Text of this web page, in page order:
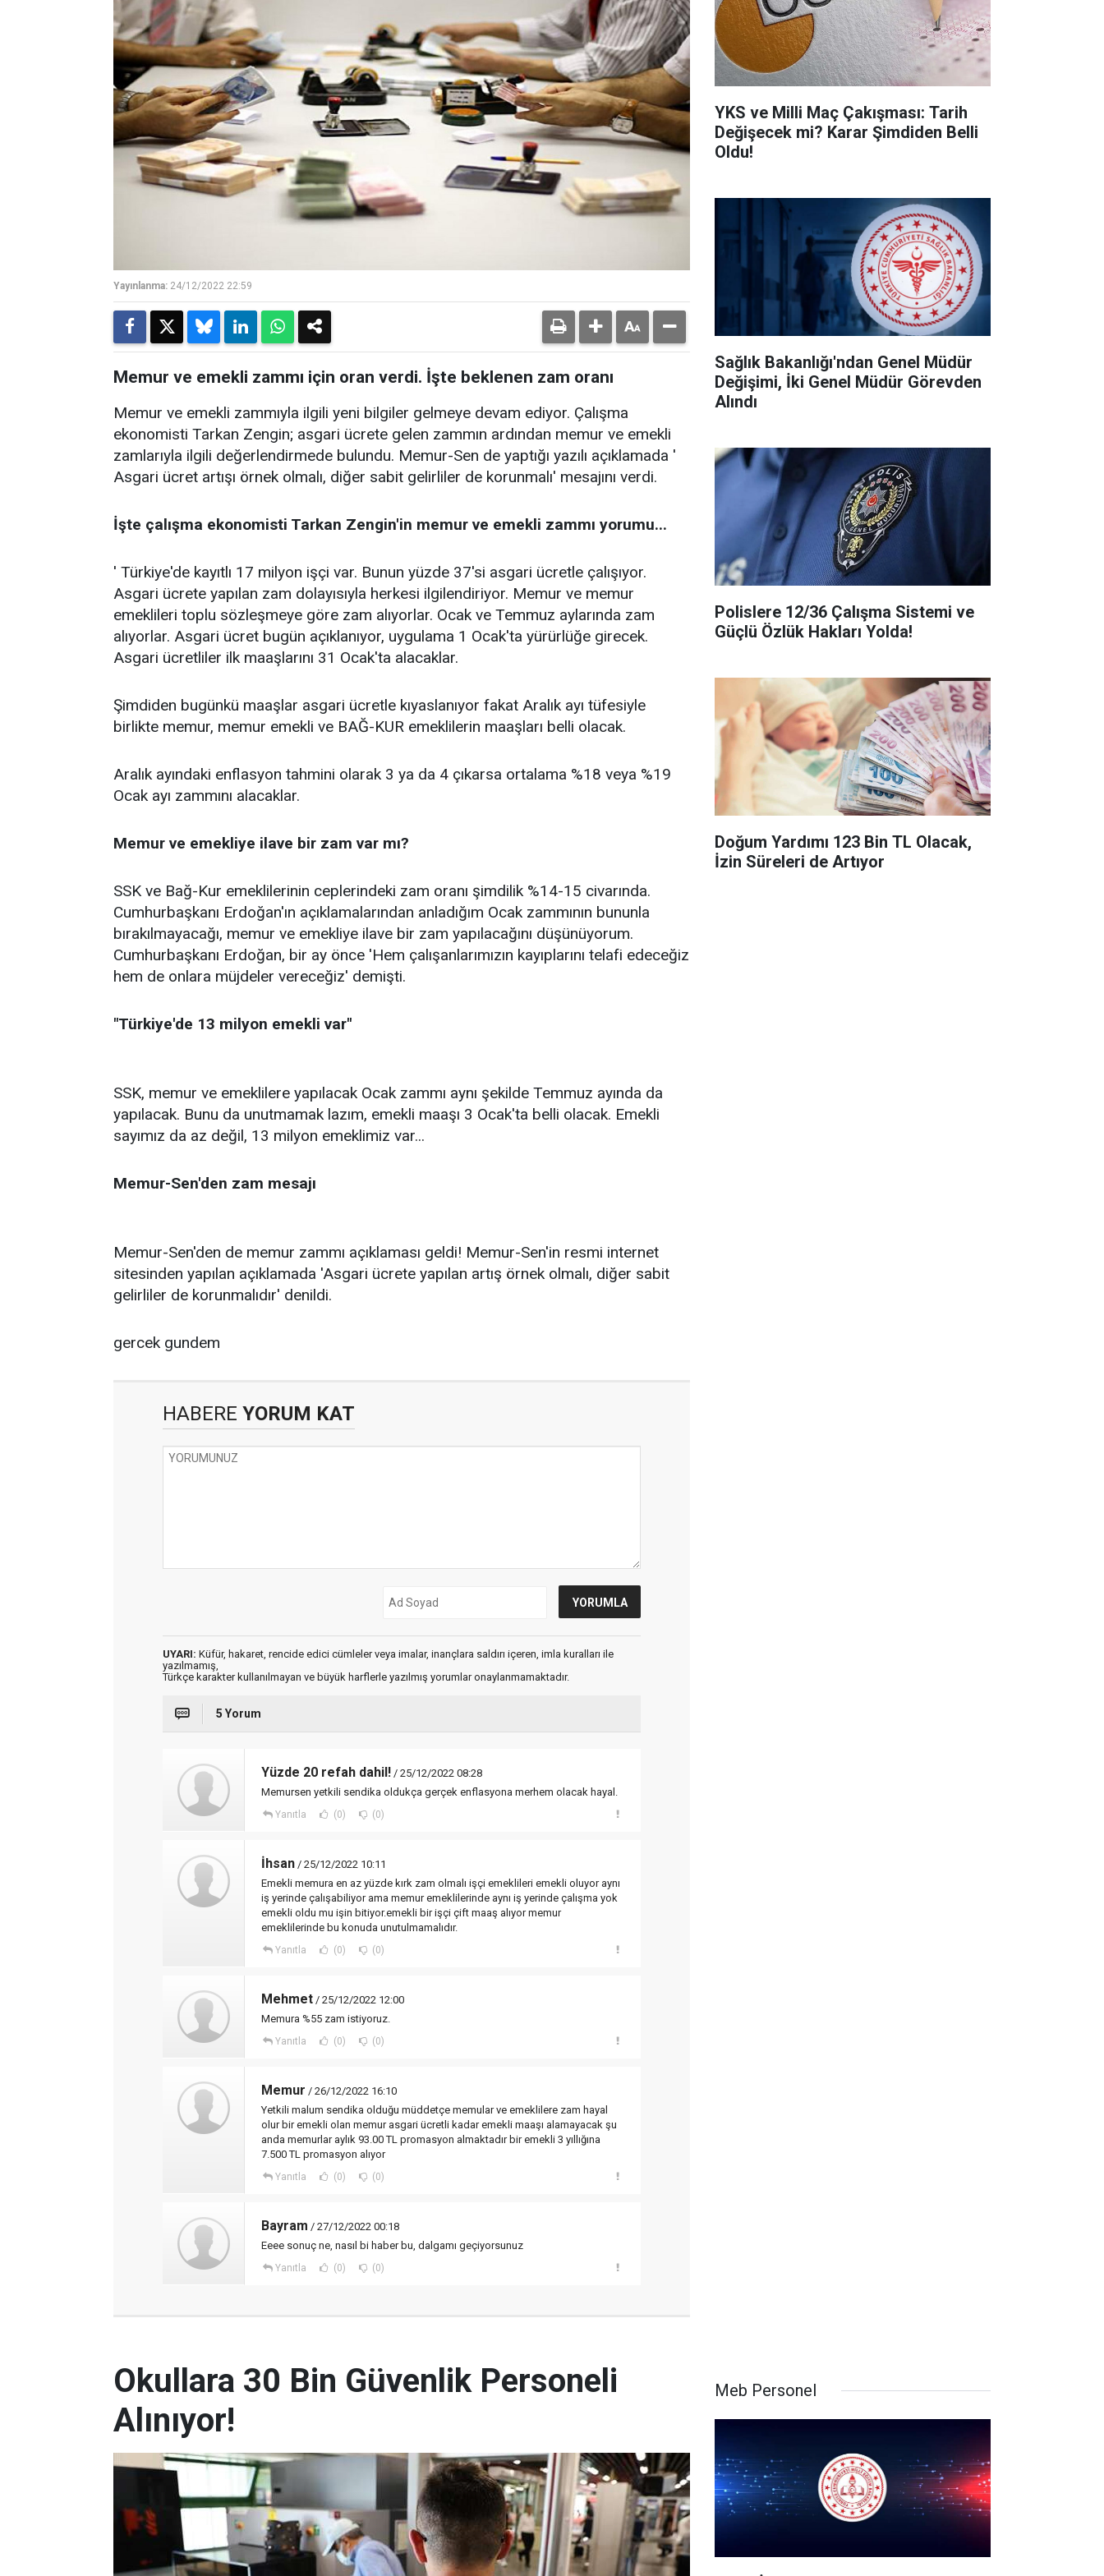
Yayınlanma: 24/12/2022 22:59
Memur ve emekli zammı için oran verdi. İşte beklenen zam oranı
Memur ve emekli zammıyla ilgili yeni bilgiler gelmeye devam ediyor. Çalışma
ekonomisti Tarkan Zengin; asgari ücrete gelen zammın ardından memur ve emekli
zamlarıyla ilgili değerlendirmede bulundu. Memur-Sen de yaptığı yazılı açıklamada '
Asgari ücret artışı örnek olmalı, diğer sabit gelirliler de korunmalı' mesajını verdi.
İşte çalışma ekonomisti Tarkan Zengin'in memur ve emekli zammı yorumu...
' Türkiye'de kayıtlı 17 milyon işçi var. Bunun yüzde 37'si asgari ücretle çalışıyor.
Asgari ücrete yapılan zam dolayısıyla herkesi ilgilendiriyor. Memur ve memur
emeklileri toplu sözleşmeye göre zam alıyorlar. Ocak ve Temmuz aylarında zam
alıyorlar. Asgari ücret bugün açıklanıyor, uygulama 1 Ocak'ta yürürlüğe girecek.
Asgari ücretliler ilk maaşlarını 31 Ocak'ta alacaklar.
Şimdiden bugünkü maaşlar asgari ücretle kıyaslanıyor fakat Aralık ayı tüfesiyle
birlikte memur, memur emekli ve BAĞ-KUR emeklilerin maaşları belli olacak.
Aralık ayındaki enflasyon tahmini olarak 3 ya da 4 çıkarsa ortalama %18 veya %19
Ocak ayı zammını alacaklar.
Memur ve emekliye ilave bir zam var mı?
SSK ve Bağ-Kur emeklilerinin ceplerindeki zam oranı şimdilik %14-15 civarında.
Cumhurbaşkanı Erdoğan'ın açıklamalarından anladığım Ocak zammının bununla
bırakılmayacağı, memur ve emekliye ilave bir zam yapılacağını düşünüyorum.
Cumhurbaşkanı Erdoğan, bir ay önce 'Hem çalışanlarımızın kayıplarını telafi edeceğiz
hem de onlara müjdeler vereceğiz' demişti.
"Türkiye'de 13 milyon emekli var"
SSK, memur ve emeklilere yapılacak Ocak zammı aynı şekilde Temmuz ayında da
yapılacak. Bunu da unutmamak lazım, emekli maaşı 3 Ocak'ta belli olacak. Emekli
sayımız da az değil, 13 milyon emeklimiz var...
Memur-Sen'den zam mesajı
Memur-Sen'den de memur zammı açıklaması geldi! Memur-Sen'in resmi internet
sitesinden yapılan açıklamada 'Asgari ücrete yapılan artış örnek olmalı, diğer sabit
gelirliler de korunmalıdır' denildi.
gercek gundem
HABERE YORUM KAT
UYARI: Küfür, hakaret, rencide edici cümleler veya imalar, inançlara saldırı içeren, imla kuralları ile
yazılmamış,
Türkçe karakter kullanılmayan ve büyük harflerle yazılmış yorumlar onaylanmamaktadır.
5 Yorum
Yüzde 20 refah dahil! / 25/12/2022 08:28
Memursen yetkili sendika oldukça gerçek enflasyona merhem olacak hayal.
Yanıtla (0) (0)
İhsan / 25/12/2022 10:11
Emekli memura en az yüzde kırk zam olmalı işçi emeklileri emekli oluyor aynı
iş yerinde çalışabiliyor ama memur emeklilerinde aynı iş yerinde çalışma yok
emekli oldu mu işin bitiyor.emekli bir işçi çift maaş alıyor memur
emeklilerinde bu konuda unutulmamalıdır.
Yanıtla (0) (0)
Mehmet / 25/12/2022 12:00
Memura %55 zam istiyoruz.
Yanıtla (0) (0)
Memur / 26/12/2022 16:10
Yetkili malum sendika olduğu müddetçe memular ve emeklilere zam hayal
olur bir emekli olan memur asgari ücretli kadar emekli maaşı alamayacak şu
anda memurlar aylık 93.00 TL promasyon almaktadır bir emekli 3 yıllığına
7.500 TL promasyon alıyor
Yanıtla (0) (0)
Bayram / 27/12/2022 00:18
Eeee sonuç ne, nasıl bi haber bu, dalgamı geçiyorsunuz
Yanıtla (0) (0)
YKS ve Milli Maç Çakışması: Tarih
Değişecek mi? Karar Şimdiden Belli
Oldu!
Sağlık Bakanlığı'ndan Genel Müdür
Değişimi, İki Genel Müdür Görevden
Alındı
Polislere 12/36 Çalışma Sistemi ve
Güçlü Özlük Hakları Yolda!
Doğum Yardımı 123 Bin TL Olacak,
İzin Süreleri de Artıyor
Okullara 30 Bin Güvenlik Personeli
Alınıyor!
Meb Personel